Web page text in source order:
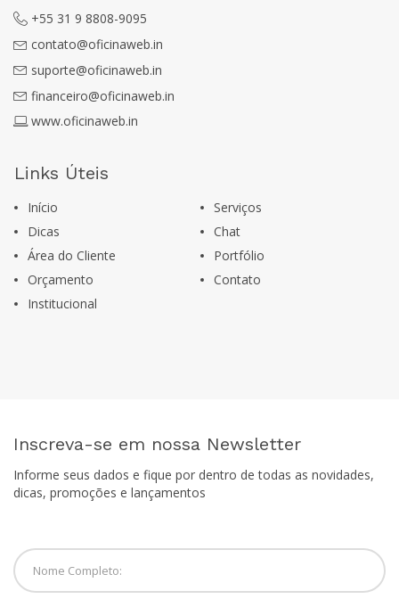
+55 31 9 8808-9095
contato@oficinaweb.in
suporte@oficinaweb.in
financeiro@oficinaweb.in
www.oficinaweb.in
Links Úteis
Início
Serviços
Dicas
Chat
Área do Cliente
Portfólio
Orçamento
Contato
Institucional
Inscreva-se em nossa Newsletter
Informe seus dados e fique por dentro de todas as novidades,
dicas, promoções e lançamentos